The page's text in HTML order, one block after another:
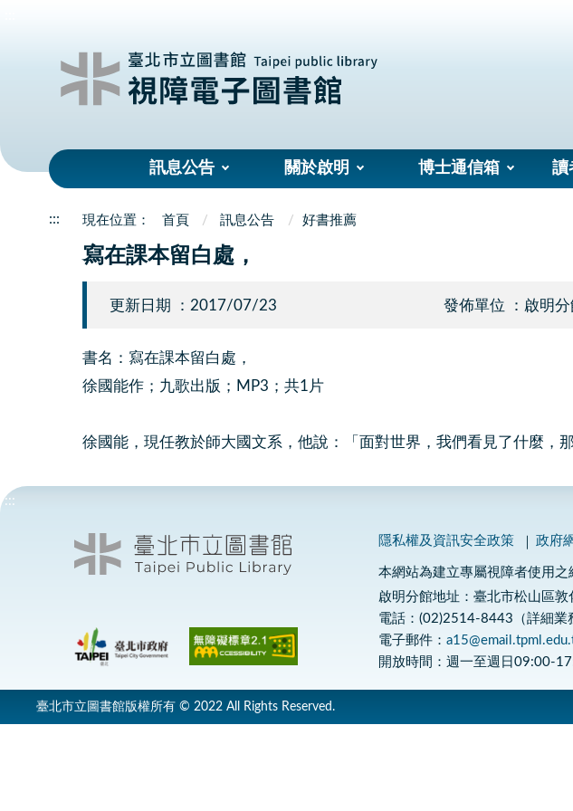
訊息公告 關於啟明 博士通信箱 讀
::: 首頁 訊息公告 好書推薦
寫在課本留白處，
更新日期 ：2017/07/23 發佈單位 ：啟明分
書名：寫在課本留白處，
徐國能作；九歌出版；MP3；共1片
徐國能，現任教於師大國文系，他說：「面對世界，我們看見了什麼，
:::
隱私權及資訊安全政策 政府
本網站為建立專屬視障者使用
啟明分館地址：臺北市松山區
電話：(02)2514-8443（詳細
電子郵件：
開放時間：週一至週日09:00-
臺北市立圖書館版權所有 © 2022 All Rights Reserved.